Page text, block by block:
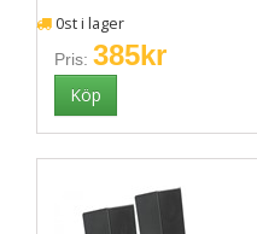
0st i lager
Pris: 385kr